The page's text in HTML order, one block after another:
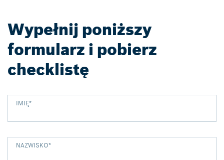
Wypełnij poniższy
formularz i pobierz
checklistę
IMIĘ*
NAZWISKO*